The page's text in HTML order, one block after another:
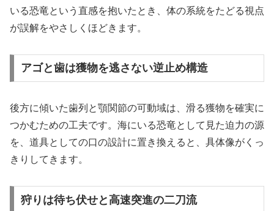
いる恐竜という直感を抱いたとき、体の系統をたどる視点
が誤解をやさしくほどきます。
アゴと歯は獲物を逃さない逆止め構造
後方に傾いた歯列と顎関節の可動域は、滑る獲物を確実に
つかむための工夫です。海にいる恐竜として見た迫力の源
を、道具としての口の設計に置き換えると、具体像がくっ
きりしてきます。
狩りは待ち伏せと高速突進の二刀流